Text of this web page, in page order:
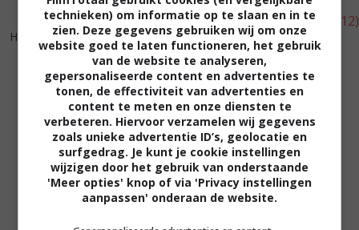
7,5
Holy Motors (2012) 6,7
L'oeil de l'astronome (2012)
technieken) om informatie op te slaan en in te
zien. Deze gegevens gebruiken wij om onze
website goed te laten functioneren, het gebruik
van de website te analyseren,
gepersonaliseerde content en advertenties te
tonen, de effectiviteit van advertenties en
content te meten en onze diensten te
verbeteren. Hiervoor verzamelen wij gegevens
zoals unieke advertentie ID’s, geolocatie en
surfgedrag. Je kunt je cookie instellingen
wijzigen door het gebruik van onderstaande
'Meer opties' knop of via 'Privacy instellingen
aanpassen' onderaan de website.